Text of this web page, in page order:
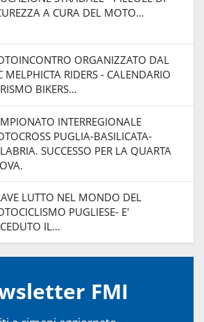
A CURA DEL MOTO…
ORGANIZZATO DAL
MELPHICTA RIDERS - CALENDARIO
BIKERS…
INTERREGIONALE
PUGLIA-BASILICATA-
SUCCESSO PER LA QUARTA
LUTTO NEL MONDO DEL
PUGLIESE- E'
IL…
FMI